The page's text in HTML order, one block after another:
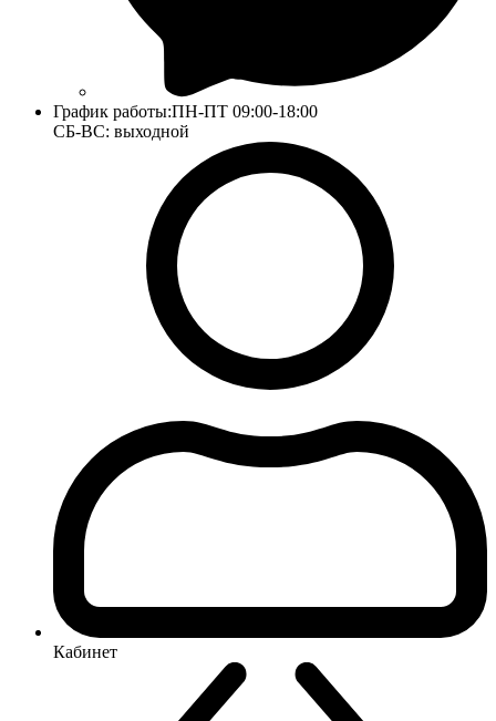
График работы:ПН-ПТ 09:00-18:00
СБ-ВС: выходной
Кабинет